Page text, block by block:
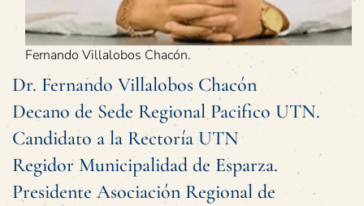
Fernando Villalobos Chacón.
Dr. Fernando Villalobos Chacón
Decano de Sede Regional Pacifico UTN.
Candidato a la Rectoría UTN
Regidor Municipalidad de Esparza.
Presidente Asociación Regional de